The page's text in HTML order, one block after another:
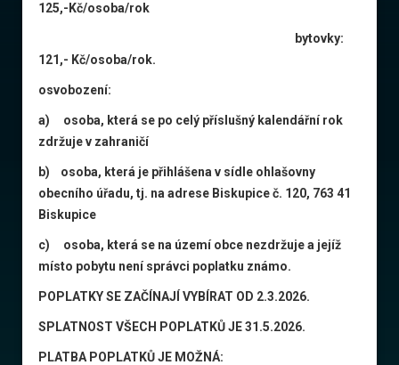
125,-Kč/osoba/rok
bytovky:
121,- Kč/osoba/rok.
osvobození:
a) osoba, která se po celý příslušný kalendářní rok
zdržuje v zahraničí
b) osoba, která je přihlášena v sídle ohlašovny
obecního úřadu, tj. na adrese Biskupice č. 120, 763 41
Biskupice
c) osoba, která se na území obce nezdržuje a jejíž
místo pobytu není správci poplatku známo.
POPLATKY SE ZAČÍNAJÍ VYBÍRAT OD 2.3.2026.
SPLATNOST VŠECH POPLATKŮ JE 31.5.2026.
PLATBA POPLATKŮ JE MOŽNÁ: